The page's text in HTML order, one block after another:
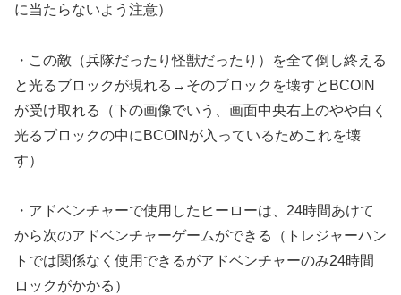
に当たらないよう注意）
・この敵（兵隊だったり怪獣だったり）を全て倒し終える
と光るブロックが現れる→そのブロックを壊すとBCOIN
が受け取れる（下の画像でいう、画面中央右上のやや白く
光るブロックの中にBCOINが入っているためこれを壊
す）
・アドベンチャーで使用したヒーローは、24時間あけて
から次のアドベンチャーゲームができる（トレジャーハン
トでは関係なく使用できるがアドベンチャーのみ24時間
ロックがかかる）